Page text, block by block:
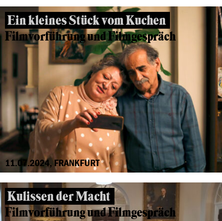
Ein kleines Stück vom Kuchen
Filmvorführung und Filmgespräch
11.07.2024, FRANKFURT
Kulissen der Macht
Filmvorführung und Filmgespräch